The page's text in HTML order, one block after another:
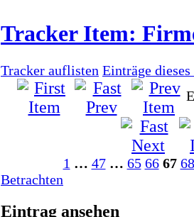
Tracker Item:
Tracker auflisten Einträge dieses
1 … 47 … 65 66 67 68
Betrachten
Eintrag ansehen